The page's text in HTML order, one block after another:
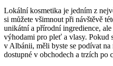
Lokální ⁢kosmetika je ‍jedním z
si můžete všimnout při návštěvě
unikátní a přírodní ingredience,
výhodami pro ⁢pleť⁣ a vlasy. Pokud
⁤v Albánii, ⁣měli ⁢byste se podívat
‍dostupné v obchodech‌ a ⁢trzích ‌po